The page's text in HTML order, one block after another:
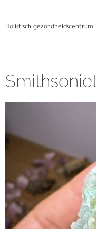
Holistisch gezondheidscentrum